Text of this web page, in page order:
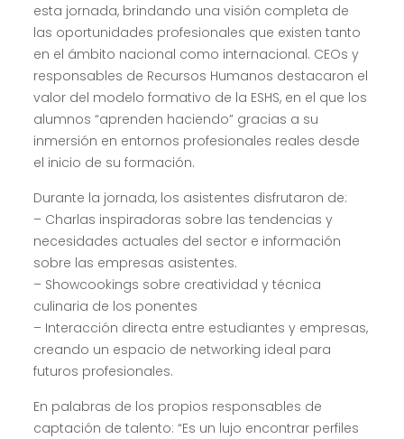
esta jornada, brindando una visión completa de
las oportunidades profesionales que existen tanto
en el ámbito nacional como internacional. CEOs y
responsables de Recursos Humanos destacaron el
valor del modelo formativo de la ESHS, en el que los
alumnos “aprenden haciendo” gracias a su
inmersión en entornos profesionales reales desde
el inicio de su formación.
Durante la jornada, los asistentes disfrutaron de:
– Charlas inspiradoras sobre las tendencias y
necesidades actuales del sector e información
sobre las empresas asistentes.
– Showcookings sobre creatividad y técnica
culinaria de los ponentes
– Interacción directa entre estudiantes y empresas,
creando un espacio de networking ideal para
futuros profesionales.
En palabras de los propios responsables de
captación de talento: “Es un lujo encontrar perfiles